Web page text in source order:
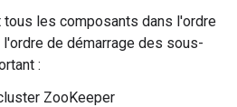
tous les composants dans l'ordre
de démarrage des sous-
:
ZooKeeper